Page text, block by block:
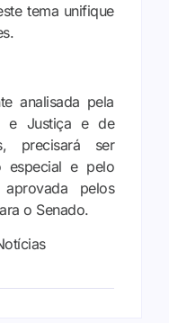
tema unifique
analisada pela
e Justiça e de
precisará ser
especial e pelo
pelos
o Senado.